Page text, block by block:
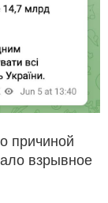
причиной
взрывное